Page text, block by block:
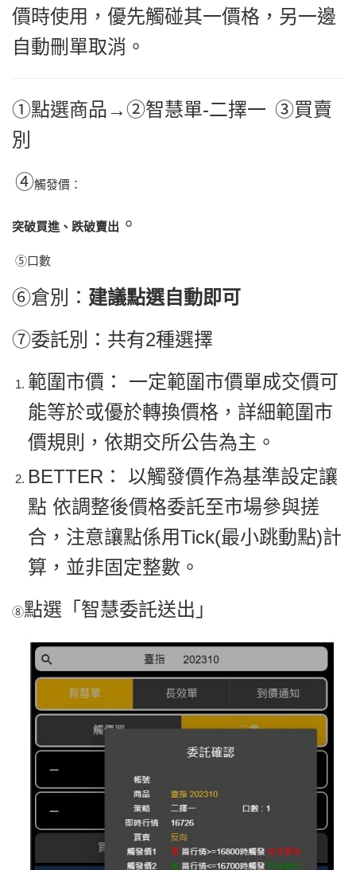
價時使用，優先觸碰其一價格，另一邊
自動刪單取消。
①點選商品→②智慧單-二擇一 ③買賣
別
④觸發價：
突破買進 、跌破賣出 。
⑤口數
⑥倉別： 建議點選自動即可
⑦委託別：共有2種選擇
範圍市價： 一定範圍市價單成交價可
能等於或優於轉換價格，詳細範圍市
價規則，依期交所公告為主。
BETTER： 以觸發價作為基準設定讓
點 依調整後價格委託至市場參與搓
合，注意讓點係用Tick(最小跳動點)計
算，並非固定整數。
⑧點選「智慧委託送出」